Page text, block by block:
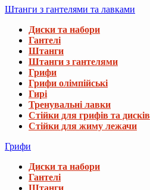
Штанги з гантелями та лавками
Диски та набори
Гантелі
Штанги
Штанги з гантелями
Грифи
Грифи олімпійські
Гирі
Тренувальні лавки
Стійки для грифів та дисків
Стійки для жиму лежачи
Грифи
Диски та набори
Гантелі
Штанги